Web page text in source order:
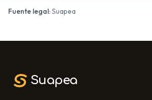
Fuente legal:Suapea
Suapea